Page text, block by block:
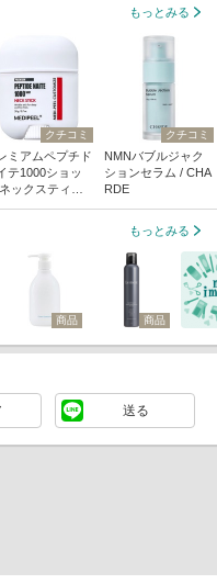
もっとみる
クチコミ
ミアムペプチド
テ1000ショッ
ネックスティッ
クチコミ
NMNバブルジャク
ションセラム / CHA
RDE
もっとみる
商品 商品
送る